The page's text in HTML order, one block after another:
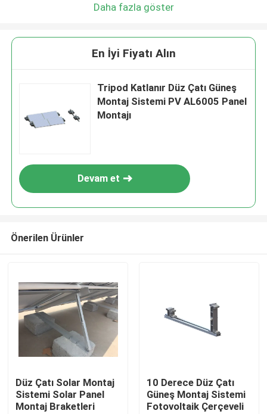
Ev
Daha fazla göster
En İyi Fiyatı Alın
Tripod Katlanır Düz Çatı Güneş
Montaj Sistemi PV AL6005 Panel
Montajı
Devam et
Önerilen Ürünler
Düz Çatı Solar Montaj
Sistemi Solar Panel
Montaj Braketleri
10 Derece Düz Çatı
Güneş Montaj Sistemi
Fotovoltaik Çerçeveli